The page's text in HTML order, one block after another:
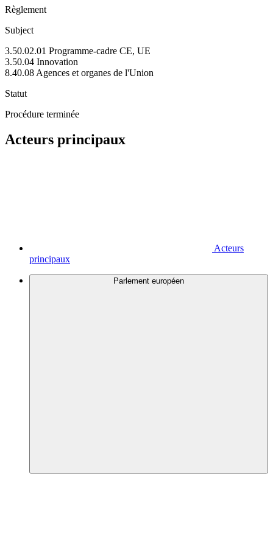
Règlement
Subject
3.50.02.01 Programme-cadre CE, UE
3.50.04 Innovation
8.40.08 Agences et organes de l'Union
Statut
Procédure terminée
Acteurs principaux
Acteurs
principaux
Parlement européen